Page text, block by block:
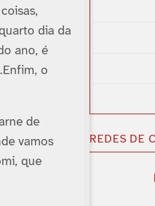
dia da
ano, é
o
de
vamos
que
REDES DE